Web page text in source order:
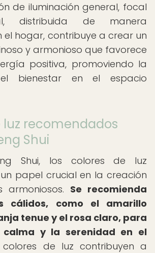
de iluminación general, focal
distribuida de manera
el hogar, contribuye a crear un
y armonioso que favorece
positiva, promoviendo la
bienestar en el espacio
luz recomendados
Shui
Shui, los colores de luz
papel crucial en la creación
armoniosos. Se recomienda
cálidos, como el amarillo
tenue y el rosa claro, para
calma y la serenidad en el
colores de luz contribuyen a